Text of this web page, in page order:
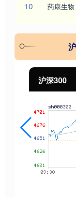
10 药康生物
北证50